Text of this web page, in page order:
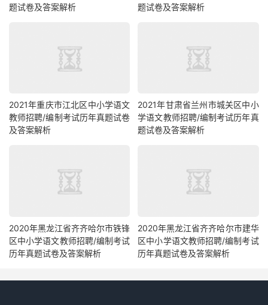
题试卷及答案解析
题试卷及答案解析
2021年重庆市江北区中小学语文
教师招聘/编制考试历年真题试卷
及答案解析
2021年甘肃省兰州市城关区中小
学语文教师招聘/编制考试历年真
题试卷及答案解析
2020年黑龙江省齐齐哈尔市铁锋
区中小学语文教师招聘/编制考试
历年真题试卷及答案解析
2020年黑龙江省齐齐哈尔市建华
区中小学语文教师招聘/编制考试
历年真题试卷及答案解析